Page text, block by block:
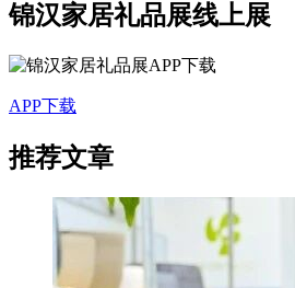
锦汉家居礼品展线上展
APP下载
推荐文章